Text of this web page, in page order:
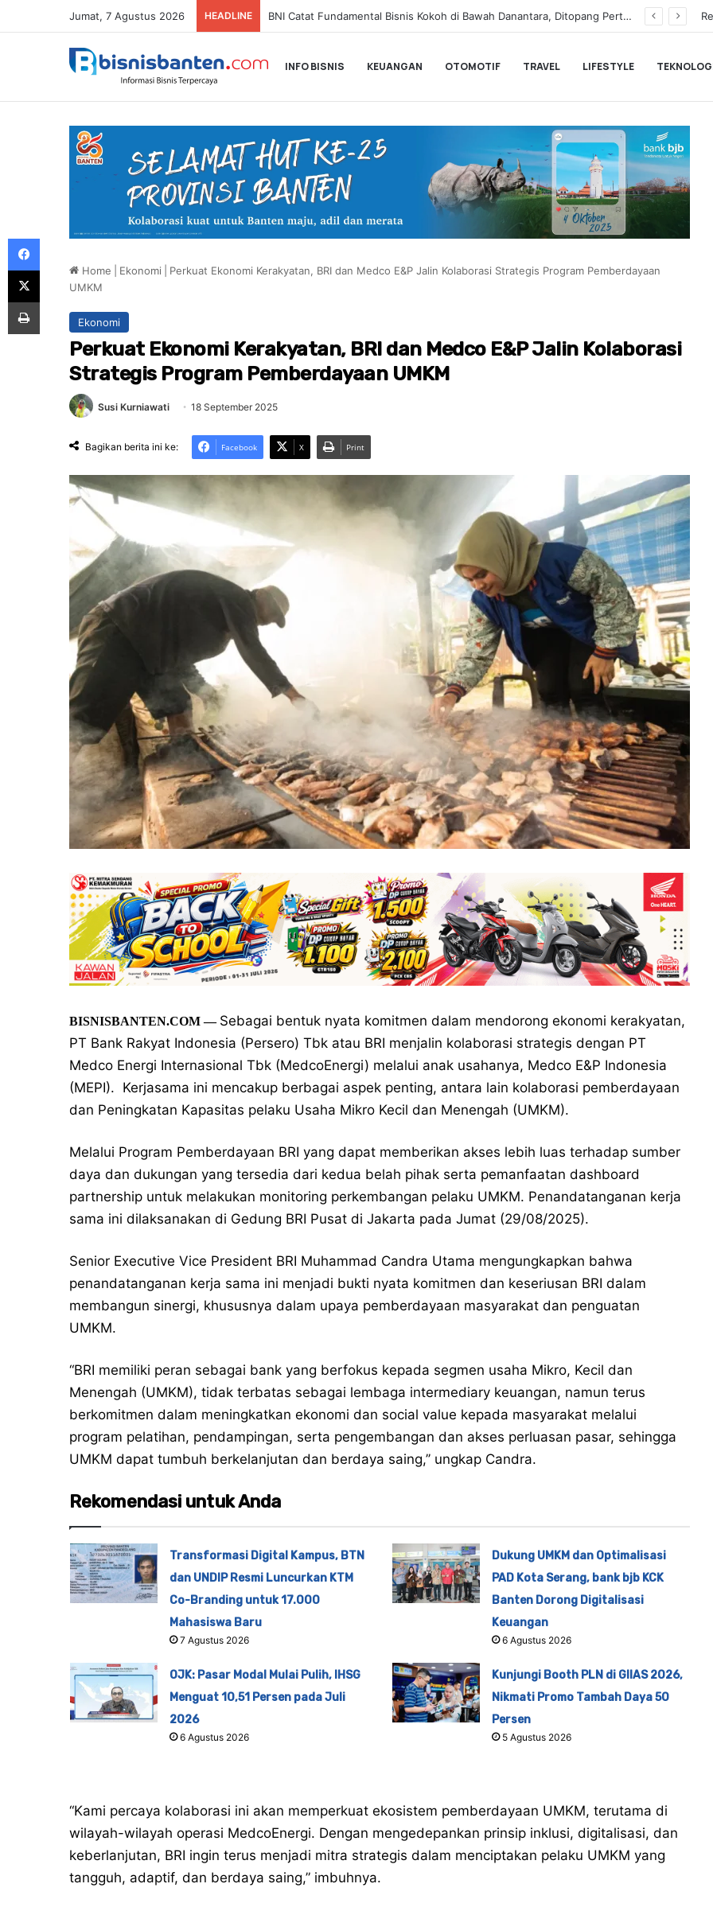
Jumat, 7 Agustus 2026 HEADLINE Pemprov Banten Dukung Gerakan Irigasi Bersih Kementerian Pekerjaan Umum
INFO BISNIS KEUANGAN OTOMOTIF TRAVEL LIFESTYLE
Home Ekonomi
Perkuat Ekonomi Kerakyatan, BRI dan Medco E&P Jalin Kolaborasi Strategis Program Pemberdayaan
UMKM
Ekonomi
Perkuat Ekonomi Kerakyatan, BRI dan Medco E&P Jalin Kolaborasi
Strategis Program Pemberdayaan UMKM
Susi Kurniawati 18 September 2025
Bagikan berita ini ke: Facebook X Print
BISNISBANTEN.COM— Sebagai bentuk nyata komitmen dalam mendorong ekonomi kerakyatan,
PT Bank Rakyat Indonesia (Persero) Tbk atau BRI menjalin kolaborasi strategis dengan PT
Medco Energi Internasional Tbk (MedcoEnergi) melalui anak usahanya, Medco E&P Indonesia
(MEPI). Kerjasama ini mencakup berbagai aspek penting, antara lain kolaborasi pemberdayaan
dan Peningkatan Kapasitas pelaku Usaha Mikro Kecil dan Menengah (UMKM).
Melalui Program Pemberdayaan BRI yang dapat memberikan akses lebih luas terhadap sumber
daya dan dukungan yang tersedia dari kedua belah pihak serta pemanfaatan dashboard
partnership untuk melakukan monitoring perkembangan pelaku UMKM. Penandatanganan kerja
sama ini dilaksanakan di Gedung BRI Pusat di Jakarta pada Jumat (29/08/2025).
Senior Executive Vice President BRI Muhammad Candra Utama mengungkapkan bahwa
penandatanganan kerja sama ini menjadi bukti nyata komitmen dan keseriusan BRI dalam
membangun sinergi, khususnya dalam upaya pemberdayaan masyarakat dan penguatan
UMKM.
“BRI memiliki peran sebagai bank yang berfokus kepada segmen usaha Mikro, Kecil dan
Menengah (UMKM), tidak terbatas sebagai lembaga intermediary keuangan, namun terus
berkomitmen dalam meningkatkan ekonomi dan social value kepada masyarakat melalui
program pelatihan, pendampingan, serta pengembangan dan akses perluasan pasar, sehingga
UMKM dapat tumbuh berkelanjutan dan berdaya saing,’’ ungkap Candra.
Rekomendasi untuk Anda
Transformasi Digital Kampus, BTN
dan UNDIP Resmi Luncurkan KTM
Co-Branding untuk 17.000
Mahasiswa Baru
7 Agustus 2026
Dukung UMKM dan Optimalisasi
PAD Kota Serang, bank bjb KCK
Banten Dorong Digitalisasi
Keuangan
6 Agustus 2026
OJK: Pasar Modal Mulai Pulih, IHSG
Menguat 10,51 Persen pada Juli
2026
6 Agustus 2026
Kunjungi Booth PLN di GIIAS 2026,
Nikmati Promo Tambah Daya 50
Persen
5 Agustus 2026
“Kami percaya kolaborasi ini akan memperkuat ekosistem pemberdayaan UMKM, terutama di
wilayah-wilayah operasi MedcoEnergi. Dengan mengedepankan prinsip inklusi, digitalisasi, dan
keberlanjutan, BRI ingin terus menjadi mitra strategis dalam menciptakan pelaku UMKM yang
tangguh, adaptif, dan berdaya saing,” imbuhnya.
Facebook